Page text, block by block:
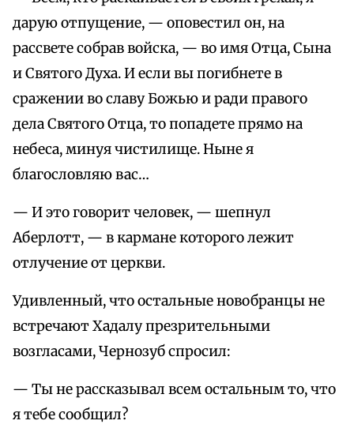
дарую отпущение, — оповестил он, на
рассвете собрав войска, — во имя Отца, Сына
и Святого Духа. И если вы погибнете в
сражении во славу Божью и ради правого
дела Святого Отца, то попадете прямо на
небеса, минуя чистилище. Ныне я
благословляю вас…
— И это говорит человек, — шепнул
Аберлотт, — в кармане которого лежит
отлучение от церкви.
Удивленный, что остальные новобранцы не
встречают Хадалу презрительными
возгласами, Чернозуб спросил:
— Ты не рассказывал всем остальным то, что
я тебе сообщил?